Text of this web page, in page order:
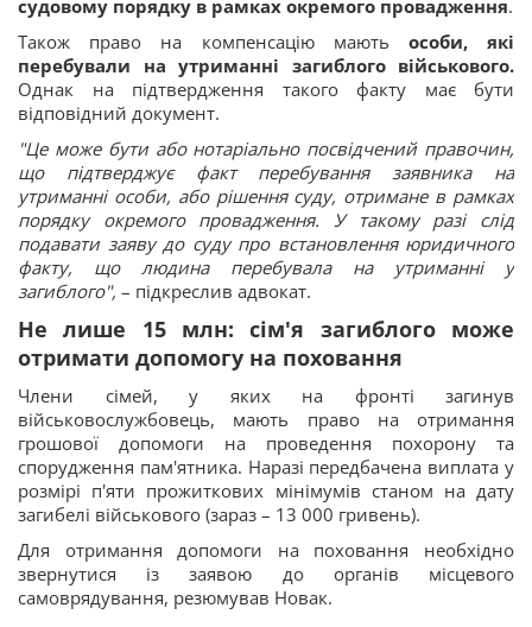
судовому порядку в рамках окремого провадження.
Також право на компенсацію мають особи, які
перебували на утриманні загиблого військового.
Однак на підтвердження такого факту має бути
відповідний документ.
"Це може бути або нотаріально посвідчений правочин,
що підтверджує факт перебування заявника на
утриманні особи, або рішення суду, отримане в рамках
порядку окремого провадження. У такому разі слід
подавати заяву до суду про встановлення юридичного
факту, що людина перебувала на утриманні у
загиблого", – підкреслив адвокат.
Не лише 15 млн: сім'я загиблого може
отримати допомогу на поховання
Члени сімей, у яких на фронті загинув
військовослужбовець, мають право на отримання
грошової допомоги на проведення похорону та
спорудження пам'ятника. Наразі передбачена виплата у
розмірі п'яти прожиткових мінімумів станом на дату
загибелі військового (зараз – 13 000 гривень).
Для отримання допомоги на поховання необхідно
звернутися із заявою до органів місцевого
самоврядування, резюмував Новак.